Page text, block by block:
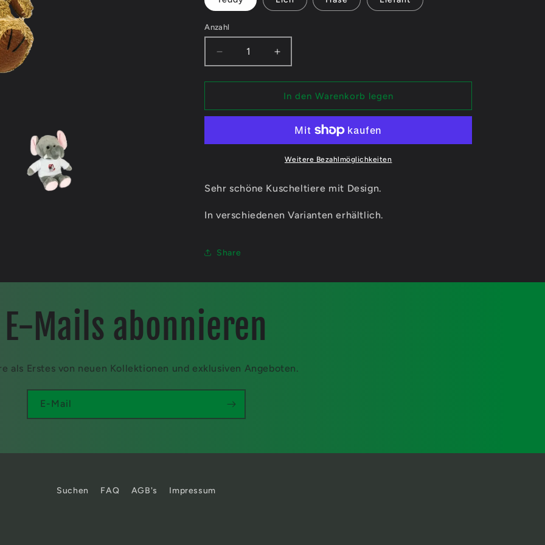
Anzahl
Verringere
die
Menge
LottiLost99
Kuscheltiere
Erhöhe
die
Menge
für
LottiLost99
Kuscheltiere
In den Warenkorb legen
Weitere Bezahlmöglichkeiten
Sehr schöne Kuscheltiere mit Design.
In verschiedenen Varianten erhältlich.
Share
E-Mails abonnieren
als Erstes von neuen Kollektionen und exklusiven Angeboten.
E-Mail
Suchen FAQ AGB's Impressum